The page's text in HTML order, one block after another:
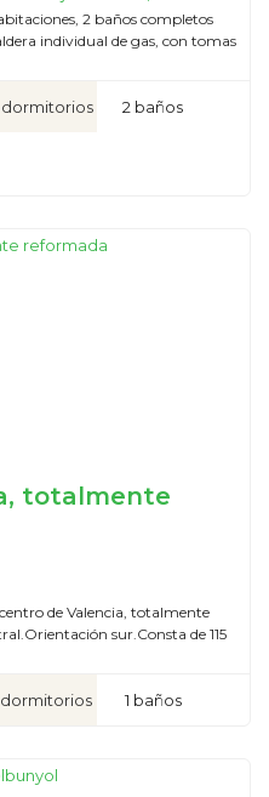
2 baños completos
individual de gas, con tomas
dormitorios 2 baños
totalmente
de Valencia, totalmente
sur.Consta de 115
dormitorios 1 baños